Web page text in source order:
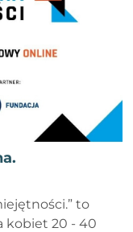
to
kobiet 20 - 40